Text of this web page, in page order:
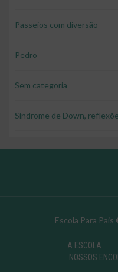
Passeios com diversão
Pedro
Sem categoria
Síndrome de Down,
Escola Para
A ESCOLA
NOSSOS